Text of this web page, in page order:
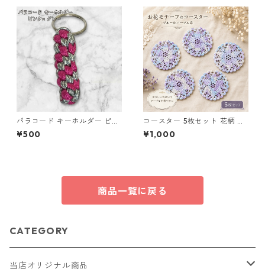
パラコード キーホルダー ピン
ク グレー 編み込み s28
¥500
コースター 5枚セット 花柄 レ
ース 手編み ブルー パープル s
2 ギフト
¥1,000
商品一覧に戻る
CATEGORY
当店オリジナル商品